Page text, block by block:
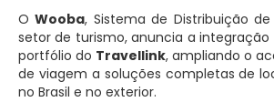
OWooba, Sistema de Distribuição
setor de turismo, anuncia a integração
portfólio do Travellink, ampliando o
de viagem a soluções completas de
no Brasil e no exterior.